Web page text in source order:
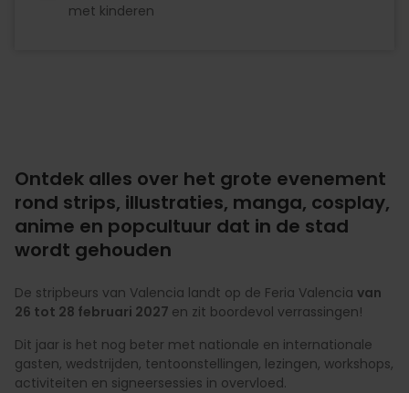
met kinderen
Ontdek alles over het grote evenement
rond strips, illustraties, manga, cosplay,
anime en popcultuur dat in de stad
wordt gehouden
De stripbeurs van Valencia landt op de Feria Valencia van
26 tot 28 februari 2027 en zit boordevol verrassingen!
Dit jaar is het nog beter met nationale en internationale
gasten, wedstrijden, tentoonstellingen, lezingen, workshops,
activiteiten en signeersessies in overvloed.